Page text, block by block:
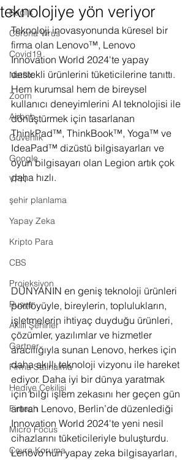
Sağlık
Corona Virus
Covid19
Netflix
Zoom
Airbnb
Güvenlik
Google
VPN
şehir planlama
Yapay Zeka
Kripto Para
CBS
Projeksiyon
Rusya
Akıllı Şehirler
Gartner
Firma Satınalma
Hediye Çekilişi
Fintech
Micro Focus
Çevre Koruma
teknolojiye yön veriyor
Teknoloji inovasyonunda küresel bir
firma olan Lenovo™, Lenovo
Innovation World 2024'te yapay
destekli ürünlerini tüketicilerine tanıttı.
Hem kurumsal hem de bireysel
kullanıcı deneyimlerini AI teknolojisi ile
dönüştürmek için tasarlanan
ThinkPad™, ThinkBook™, Yoga™ ve
IdeaPad™ dizüstü bilgisayarları ve
oyun bilgisayarı olan Legion artık çok
daha hızlı.
DÜNYANIN en geniş teknoloji ürünleri
portföyüyle, bireylerin, toplulukların,
işletmelerin ihtiyaç duyduğu ürünleri,
çözümler, yazılımlar ve hizmetler
aracılığıyla sunan Lenovo, herkes için
daha akıllı teknoloji vizyonu ile hareket
ediyor. Daha iyi bir dünya yaratmak
için bilgi işlem zekasını her geçen gün
artıran Lenovo, Berlin’de düzenlediği
Innovation World 2024'te yeni nesil
cihazlarını tüketicileriyle buluşturdu.
Lenovo'nun yapay zeka bilgisayarları,